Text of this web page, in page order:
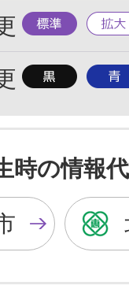
標
準
拡
大
背
色
を
黒
色
に
背
色
を
青
色
に
時の情報